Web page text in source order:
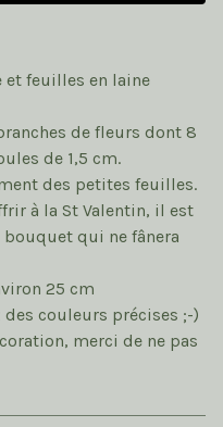
feuilles en laine
de fleurs dont 8
de 1,5 cm.
des petites feuilles.
à la St Valentin, il est
qui ne fânera
25 cm
couleurs précises ;-)
merci de ne pas